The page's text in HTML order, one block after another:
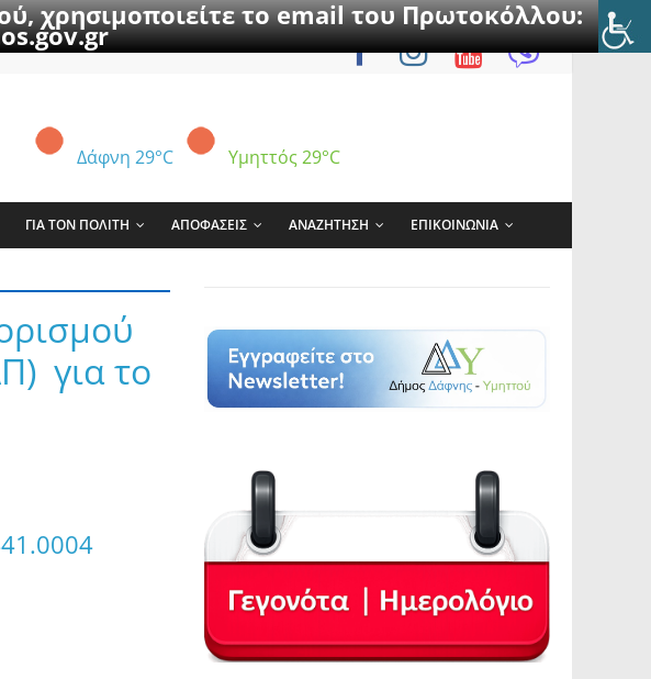
χρησιμοποιείτε το email του Πρωτοκόλλου:
Δάφνη 29°C Υμηττός 29°C
ΓΙΑ ΤΟΝ ΠΟΛΙΤΗ ΑΠΟΦΑΣΕΙΣ ΑΝΑΖΗΤΗΣΗ ΕΠΙΚΟΙΝΩΝΙΑ
για το